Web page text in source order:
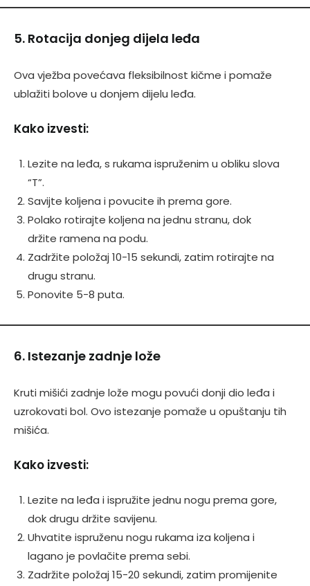
5. Rotacija donjeg dijela leđa
Ova vježba povećava fleksibilnost kičme i pomaže
ublažiti bolove u donjem dijelu leđa.
Kako izvesti:
Lezite na leđa, s rukama ispruženim u obliku slova
“T”.
Savijte koljena i povucite ih prema gore.
Polako rotirajte koljena na jednu stranu, dok
držite ramena na podu.
Zadržite položaj 10-15 sekundi, zatim rotirajte na
drugu stranu.
Ponovite 5-8 puta.
6. Istezanje zadnje lože
Kruti mišići zadnje lože mogu povući donji dio leđa i
uzrokovati bol. Ovo istezanje pomaže u opuštanju tih
mišića.
Kako izvesti:
Lezite na leđa i ispružite jednu nogu prema gore,
dok drugu držite savijenu.
Uhvatite ispruženu nogu rukama iza koljena i
lagano je povlačite prema sebi.
Zadržite položaj 15-20 sekundi, zatim promijenite